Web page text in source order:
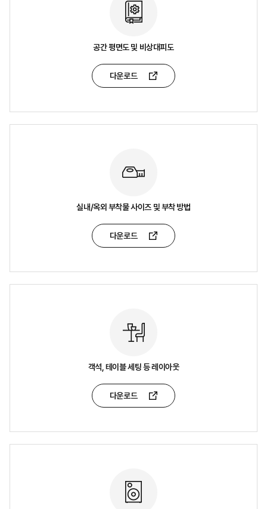
공간 평면도 및 비상대피도
다운로드
실내/옥외 부착물 사이즈 및 부착 방법
다운로드
객석, 테이블 세팅 등 레이아웃
다운로드